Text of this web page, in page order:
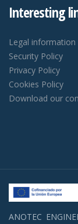
Interesting
Legal information
Security Policy
Privacy Policy
Cookies Policy
Download our
ANOTEC